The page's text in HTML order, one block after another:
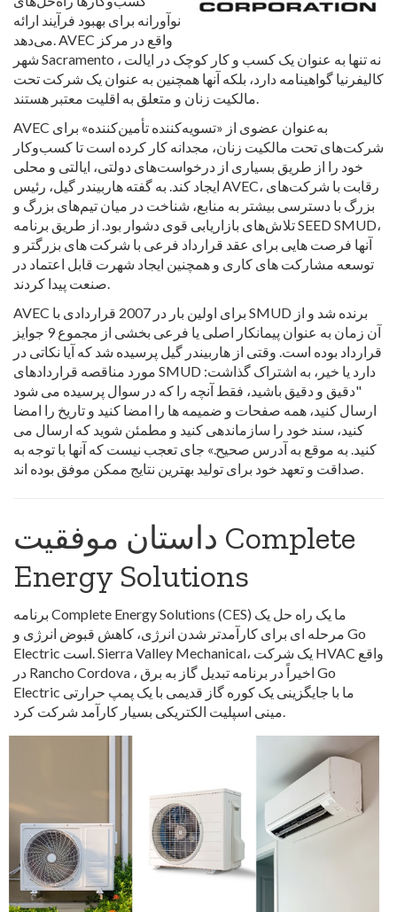
نوآورانه برای بهبود فرآیند ارائه
می‌دهد. AVEC واقع در مرکز
شهر Sacramento ، نه تنها به عنوان یک کسب و کار کوچک در ایالت
کالیفرنیا گواهینامه دارد، بلکه آنها همچنین به عنوان یک شرکت تحت
مالکیت زنان و متعلق به اقلیت معتبر هستند.
AVEC به‌عنوان عضوی از «تسویه‌کننده تأمین‌کننده» برای
شرکت‌های تحت مالکیت زنان، مجدانه کار کرده است تا کسب‌وکار
خود را از طریق بسیاری از درخواست‌های دولتی، ایالتی و محلی
ایجاد کند. به گفته هاربیندر گیل، رئیس AVEC، رقابت با شرکت‌های
بزرگ با دسترسی بیشتر به منابع، شناخت در میان تیم‌های بزرگ و
تلاش‌های بازاریابی قوی دشوار بود. از طریق برنامه SEED SMUD،
آنها فرصت هایی برای عقد قرارداد فرعی با شرکت های بزرگتر و
توسعه مشارکت های کاری و همچنین ایجاد شهرت قابل اعتماد در
صنعت پیدا کردند.
AVEC برای اولین بار در 2007 قراردادی با SMUD برنده شد و از
آن زمان به عنوان پیمانکار اصلی یا فرعی بخشی از مجموع 9 جوایز
قرارداد بوده است. وقتی از هاربیندر گیل پرسیده شد که آیا نکاتی در
مورد مناقصه قراردادهای SMUD دارد یا خیر، به اشتراک گذاشت:
"دقیق و دقیق باشید، فقط آنچه را که در سوال پرسیده می شود
ارسال کنید، همه صفحات و ضمیمه ها را امضا کنید و تاریخ را امضا
کنید، سند خود را سازماندهی کنید و مطمئن شوید که ارسال می
کنید. به موقع به آدرس صحیح.» جای تعجب نیست که آنها با توجه به
صداقت و تعهد خود برای تولید بهترین نتایج ممکن موفق بوده اند.
داستان موفقیت Complete
Energy Solutions
برنامه Complete Energy Solutions (CES) ما یک راه حل یک
مرحله ای برای کارآمدتر شدن انرژی، کاهش قبوض انرژی و Go
Electric است. Sierra Valley Mechanical، یک شرکت HVAC واقع
در Rancho Cordova ، اخیراً در برنامه تبدیل گاز به برق Go
Electric ما با جایگزینی یک کوره گاز قدیمی با یک پمپ حرارتی
مینی اسپلیت الکتریکی بسیار کارآمد شرکت کرد.